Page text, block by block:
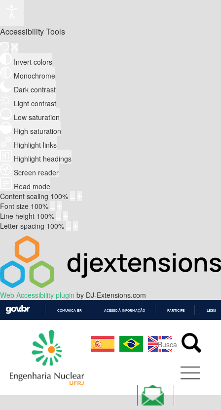
Accessibility Tools
Invert colors
Monochrome
Dark contrast
Light contrast
Low saturation
High saturation
Highlight links
Highlight headings
Screen reader
Read mode
Content scaling 100%
Font size 100%
Line height 100%
Letter spacing 100%
Web Accessibility plugin by DJ-Extensions.com
CONTEÚDO
COMUNICA BR ACESSO À INFORMAÇÃO PARTICIPE